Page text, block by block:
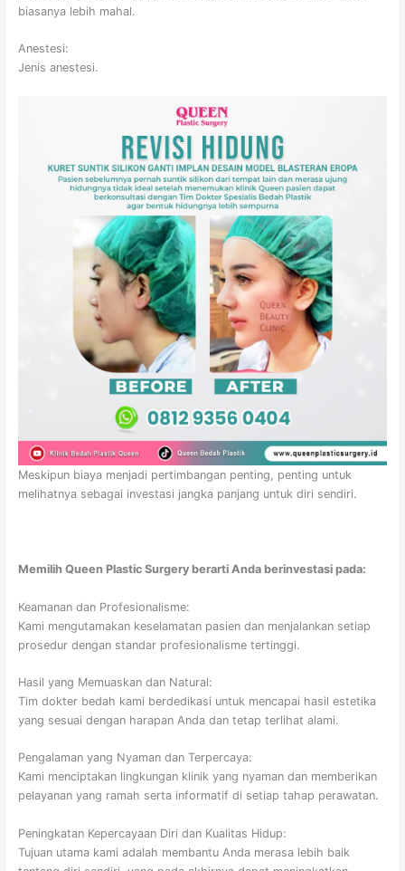
biasanya lebih mahal.
Anestesi:
Jenis anestesi.
Meskipun biaya menjadi pertimbangan penting, penting untuk
melihatnya sebagai investasi jangka panjang untuk diri sendiri.
Memilih Queen Plastic Surgery berarti Anda berinvestasi pada:
Keamanan dan Profesionalisme:
Kami mengutamakan keselamatan pasien dan menjalankan setiap
prosedur dengan standar profesionalisme tertinggi.
Hasil yang Memuaskan dan Natural:
Tim dokter bedah kami berdedikasi untuk mencapai hasil estetika
yang sesuai dengan harapan Anda dan tetap terlihat alami.
Pengalaman yang Nyaman dan Terpercaya:
Kami menciptakan lingkungan klinik yang nyaman dan memberikan
pelayanan yang ramah serta informatif di setiap tahap perawatan.
Peningkatan Kepercayaan Diri dan Kualitas Hidup:
Tujuan utama kami adalah membantu Anda merasa lebih baik